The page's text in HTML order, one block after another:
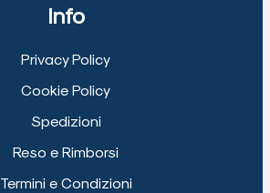
Info
Privacy Policy
Cookie Policy
Spedizioni
Reso e Rimborsi
Termini e Condizioni